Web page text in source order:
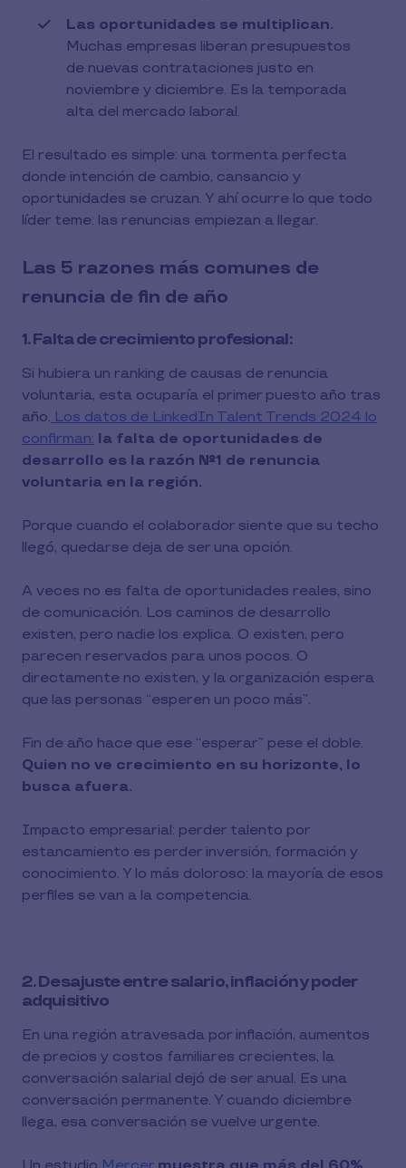
Las oportunidades se multiplican.
Muchas empresas liberan presupuestos
de nuevas contrataciones justo en
noviembre y diciembre. Es la temporada
alta del mercado laboral.
El resultado es simple: una tormenta perfecta
donde intención de cambio, cansancio y
oportunidades se cruzan. Y ahí ocurre lo que todo
líder teme: las renuncias empiezan a llegar.
Las 5 razones más comunes de
renuncia de fin de año
1. Falta de crecimiento profesional:
Si hubiera un ranking de causas de renuncia
voluntaria, esta ocuparía el primer puesto año tras
año. Los datos de LinkedIn Talent Trends 2024 lo
confirman: la falta de oportunidades de
desarrollo es la razón Nº1 de renuncia
voluntaria en la región.
Porque cuando el colaborador siente que su techo
llegó, quedarse deja de ser una opción.
A veces no es falta de oportunidades reales, sino
de comunicación. Los caminos de desarrollo
existen, pero nadie los explica. O existen, pero
parecen reservados para unos pocos. O
directamente no existen, y la organización espera
que las personas “esperen un poco más”.
Fin de año hace que ese “esperar” pese el doble.
Quien no ve crecimiento en su horizonte, lo
busca afuera.
Impacto empresarial: perder talento por
estancamiento es perder inversión, formación y
conocimiento. Y lo más doloroso: la mayoría de esos
perfiles se van a la competencia.
2. Desajuste entre salario, inflación y poder
adquisitivo
En una región atravesada por inflación, aumentos
de precios y costos familiares crecientes, la
conversación salarial dejó de ser anual. Es una
conversación permanente. Y cuando diciembre
llega, esa conversación se vuelve urgente.